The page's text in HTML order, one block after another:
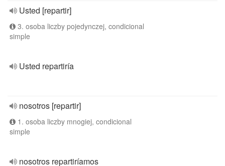
Usted [repartir]
3. osoba liczby pojedynczej, condicional
simple
Usted repartiría
nosotros [repartir]
1. osoba liczby mnogiej, condicional
simple
nosotros repartiríamos